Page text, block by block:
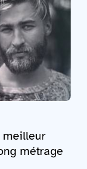
meilleur
métrage